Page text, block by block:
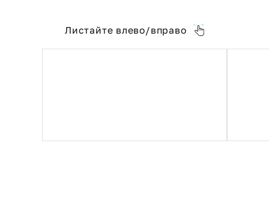
Листайте влево/вправо